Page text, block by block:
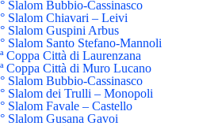
Slalom Bubbio-Cassinasco
Slalom Chiavari – Leivi
Slalom Guspini Arbus
Slalom Santo Stefano-Mannoli
Coppa Città di Laurenzana
Coppa Città di Muro Lucano
Slalom Bubbio-Cassinasco
Slalom dei Trulli – Monopoli
Slalom Favale – Castello
Slalom Gusana Gavoi